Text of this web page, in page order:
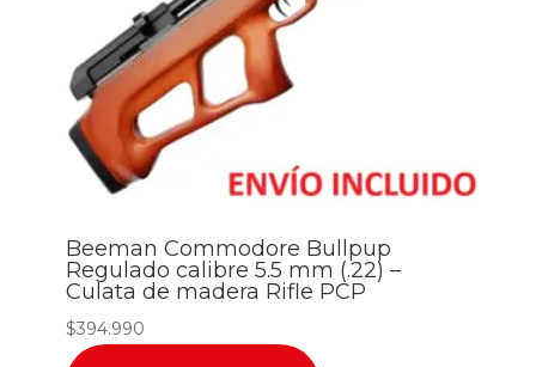
Beeman Commodore Bullpup
Regulado calibre 5.5 mm (.22) –
Culata de madera Rifle PCP
$394.990